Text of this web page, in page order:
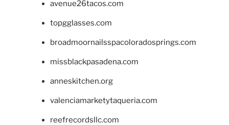
avenue26tacos.com
topgglasses.com
broadmoornailsspacoloradosprings.com
missblackpasadena.com
anneskitchen.org
valenciamarketytaqueria.com
reefrecordsllc.com